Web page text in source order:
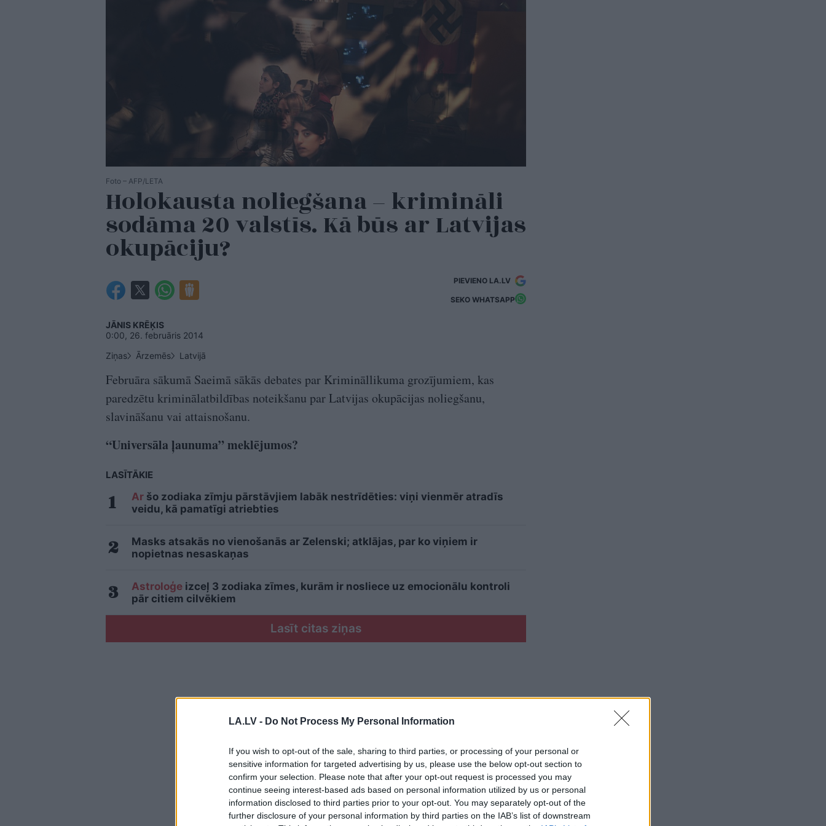
LA.LV - Do Not Process My Personal Information
If you wish to opt-out of the sale, sharing to third parties, or processing of your personal or
sensitive information for targeted advertising by us, please use the below opt-out section to
confirm your selection. Please note that after your opt-out request is processed you may
continue seeing interest-based ads based on personal information utilized by us or personal
information disclosed to third parties prior to your opt-out. You may separately opt-out of the
further disclosure of your personal information by third parties on the IAB’s list of downstream
Foto – AFP/LETA
Holokausta noliegšana – krimināli
sodāma 20 valstīs. Kā būs ar Latvijas
okupāciju?
PIEVIENO LA.LV
SEKO WHATSAPP
JĀNIS KRĒĶIS
0:00, 26. februāris 2014
Ziņas
Ārzemēs Latvijā
Februāra sākumā Saeimā sākās debates par Krimināllikuma grozījumiem, kas
paredzētu kriminālatbildības noteikšanu par Latvijas okupācijas noliegšanu,
slavināšanu vai attaisnošanu.
“Universāla ļaunuma” meklējumos?
LASĪTĀKIE
Ar šo zodiaka zīmju pārstāvjiem labāk nestrīdēties: viņi vienmēr atradīs
veidu, kā pamatīgi atriebties
Masks atsakās no vienošanās ar Zelenski; atklājas, par ko viņiem ir
nopietnas nesaskaņas
Astroloģe izceļ 3 zodiaka zīmes, kurām ir nosliece uz emocionālu kontroli
pār citiem cilvēkiem
Lasīt citas ziņas